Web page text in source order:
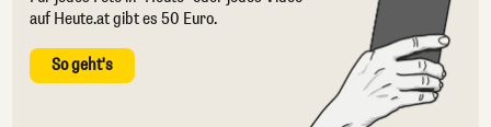
auf Heute.at gibt es 50 Euro.
So geht's